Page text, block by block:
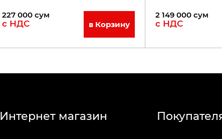
227 000 сум
с НДС в Корзину
2 149 000 сум
с НДС
Интернет магазин